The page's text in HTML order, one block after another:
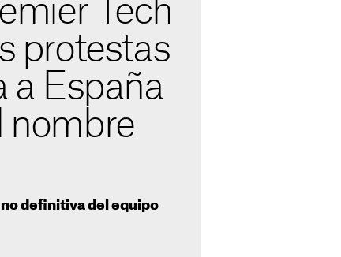
Tech
protestas
a España
nombre
definitiva del equipo